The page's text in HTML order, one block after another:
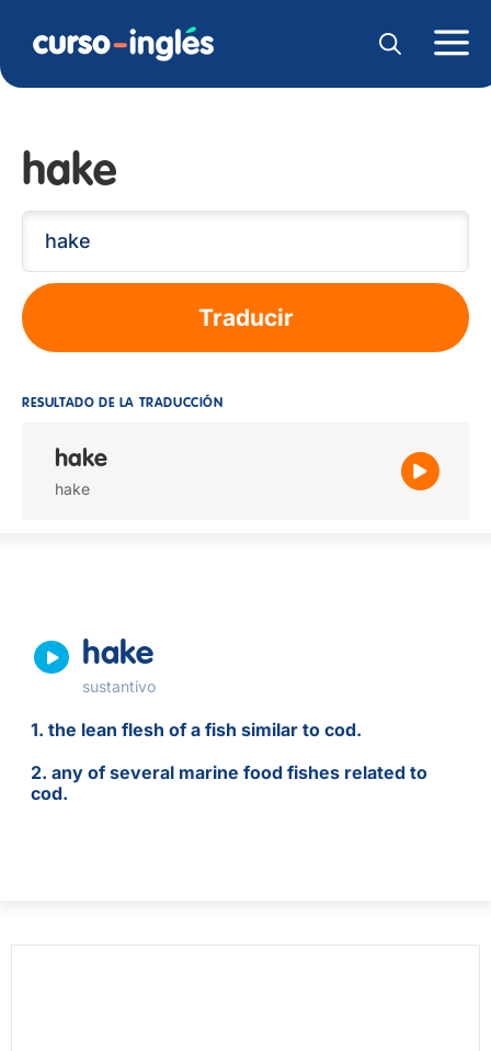
hake
Traducir
RESULTADO DE LA TRADUCCIÓN
hake
hake
hake
sustantivo
1. the lean flesh of a fish similar to cod.
2. any of several marine food fishes related to
cod.